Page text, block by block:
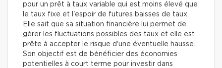
pour un prêt à taux variable qui est moins élevé que
le taux fixe et l'espoir de futures baisses de taux.
Elle sait que sa situation financière lui permet de
gérer les fluctuations possibles des taux et elle est
prête à accepter le risque d'une éventuelle hausse.
Son objectif est de bénéficier des économies
potentielles à court terme pour investir dans